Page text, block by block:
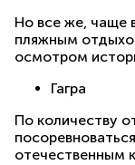
Но все же, чаще
пляжным
осмотром
Гагра
По количеству
отечественным